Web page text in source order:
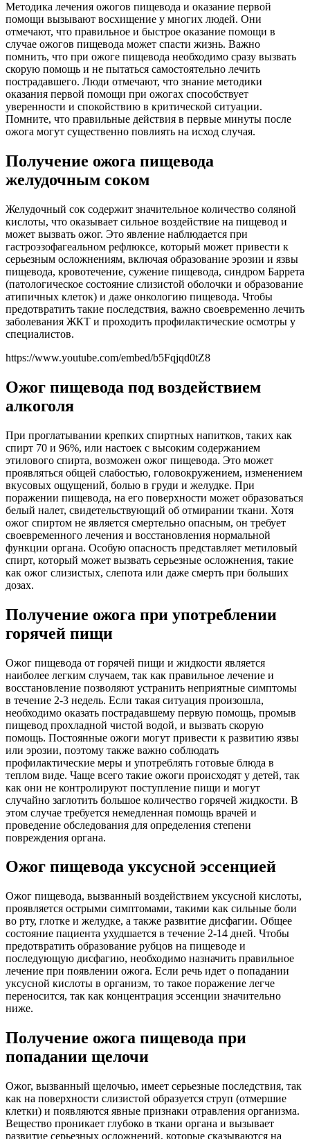
Методика лечения ожогов пищевода и оказание первой
помощи вызывают восхищение у многих людей. Они
отмечают, что правильное и быстрое оказание помощи в
случае ожогов пищевода может спасти жизнь. Важно
помнить, что при ожоге пищевода необходимо сразу вызвать
скорую помощь и не пытаться самостоятельно лечить
пострадавшего. Люди отмечают, что знание методики
оказания первой помощи при ожогах способствует
уверенности и спокойствию в критической ситуации.
Помните, что правильные действия в первые минуты после
ожога могут существенно повлиять на исход случая.
Получение ожога пищевода
желудочным соком
Желудочный сок содержит значительное количество соляной
кислоты, что оказывает сильное воздействие на пищевод и
может вызвать ожог. Это явление наблюдается при
гастроэзофагеальном рефлюксе, который может привести к
серьезным осложнениям, включая образование эрозии и язвы
пищевода, кровотечение, сужение пищевода, синдром Баррета
(патологическое состояние слизистой оболочки и образование
атипичных клеток) и даже онкологию пищевода. Чтобы
предотвратить такие последствия, важно своевременно лечить
заболевания ЖКТ и проходить профилактические осмотры у
специалистов.
https://www.youtube.com/embed/b5Fqjqd0tZ8
Ожог пищевода под воздействием
алкоголя
При проглатывании крепких спиртных напитков, таких как
спирт 70 и 96%, или настоек с высоким содержанием
этилового спирта, возможен ожог пищевода. Это может
проявляться общей слабостью, головокружением, изменением
вкусовых ощущений, болью в груди и желудке. При
поражении пищевода, на его поверхности может образоваться
белый налет, свидетельствующий об отмирании ткани. Хотя
ожог спиртом не является смертельно опасным, он требует
своевременного лечения и восстановления нормальной
функции органа. Особую опасность представляет метиловый
спирт, который может вызвать серьезные осложнения, такие
как ожог слизистых, слепота или даже смерть при больших
дозах.
Получение ожога при употреблении
горячей пищи
Ожог пищевода от горячей пищи и жидкости является
наиболее легким случаем, так как правильное лечение и
восстановление позволяют устранить неприятные симптомы
в течение 2-3 недель. Если такая ситуация произошла,
необходимо оказать пострадавшему первую помощь, промыв
пищевод прохладной чистой водой, и вызвать скорую
помощь. Постоянные ожоги могут привести к развитию язвы
или эрозии, поэтому также важно соблюдать
профилактические меры и употреблять готовые блюда в
теплом виде. Чаще всего такие ожоги происходят у детей, так
как они не контролируют поступление пищи и могут
случайно заглотить большое количество горячей жидкости. В
этом случае требуется немедленная помощь врачей и
проведение обследования для определения степени
повреждения органа.
Ожог пищевода уксусной эссенцией
Ожог пищевода, вызванный воздействием уксусной кислоты,
проявляется острыми симптомами, такими как сильные боли
во рту, глотке и желудке, а также развитие дисфагии. Общее
состояние пациента ухудшается в течение 2-14 дней. Чтобы
предотвратить образование рубцов на пищеводе и
последующую дисфагию, необходимо назначить правильное
лечение при появлении ожога. Если речь идет о попадании
уксусной кислоты в организм, то такое поражение легче
переносится, так как концентрация эссенции значительно
ниже.
Получение ожога пищевода при
попадании щелочи
Ожог, вызванный щелочью, имеет серьезные последствия, так
как на поверхности слизистой образуется струп (отмершие
клетки) и появляются явные признаки отравления организма.
Вещество проникает глубоко в ткани органа и вызывает
развитие серьезных осложнений, которые сказываются на